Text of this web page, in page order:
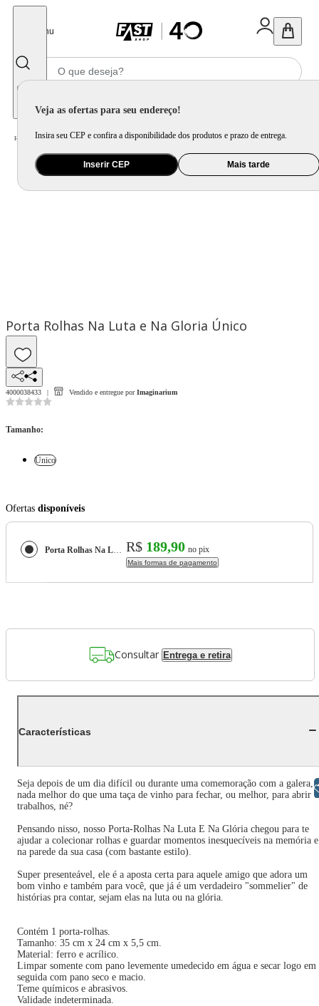
Menu
Veja as ofertas para seu endereço!
Insira seu CEP e confira a disponibilidade dos produtos e prazo de entrega.
Inserir CEP Mais tarde
Home Presentes / Presente Criativo / Porta Rolhas Na Luta e Na Gloria
Porta Rolhas Na Luta e Na Gloria Único
4000038433 Vendido e entregue por Imaginarium
Tamanho:
Único
Ofertas disponíveis
Porta Rolhas Na Luta e Na Gloria R$ 189,90 no pix
Mais formas de pagamento
Consultar Entrega e retira
Características
Seja depois de um dia difícil ou durante uma comemoração com a galera,
nada melhor do que uma taça de vinho para fechar, ou melhor, para abrir
trabalhos, né?
Pensando nisso, nosso Porta-Rolhas Na Luta E Na Glória chegou para te
ajudar a colecionar rolhas e guardar momentos inesquecíveis na memória e
na parede da sua casa (com bastante estilo).
Super presenteável, ele é a aposta certa para aquele amigo que adora um
bom vinho e também para você, que já é um verdadeiro "sommelier" de
histórias pra contar, sejam elas na luta ou na glória.
Contém 1 porta-rolhas.
Tamanho: 35 cm x 24 cm x 5,5 cm.
Material: ferro e acrílico.
Limpar somente com pano levemente umedecido em água e secar logo em
seguida com pano seco e macio.
Teme químicos e abrasivos.
Validade indeterminada.
Libras